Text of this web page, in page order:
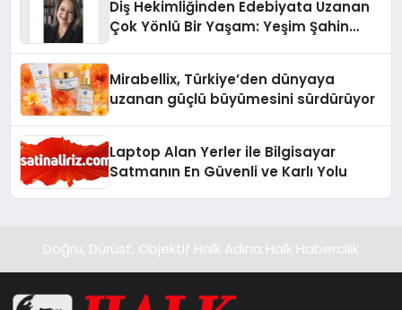
Diş Hekimliğinden Edebiyata Uzanan
Çok Yönlü Bir Yaşam: Yeşim Şahin
Mirabellix, Türkiye’den dünyaya
uzanan güçlü büyümesini sürdürüyor
Laptop Alan Yerler ile Bilgisayar
Satmanın En Güvenli ve Karlı Yolu
Doğru, Dürüst, Objektif Halk Adına Halk Habercilik